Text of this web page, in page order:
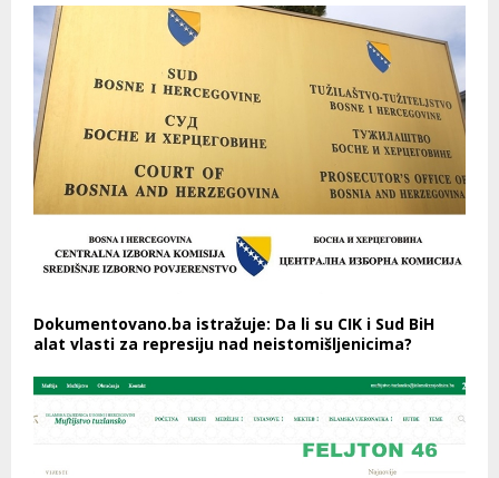
Dokumentovano.ba istražuje: Da li su CIK i Sud BiH
alat vlasti za represiju nad neistomišljenicima?